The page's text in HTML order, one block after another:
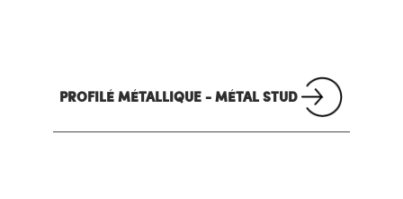
PROFILÉ MÉTALLIQUE - MÉTAL STUD